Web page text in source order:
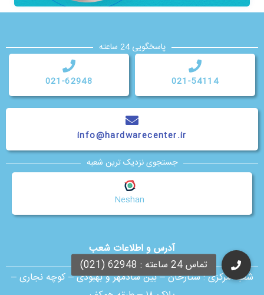
آدرس و اطلاعات شعب
شعبه مرکزی :ستارخان – بین شادمهر و بهبودی – کوچه نجاری –
پاسخگویی 24 ساعته
021-54114
021-62948
info@hardwarecenter.ir
جستجوی نزدیک ترین شعبه
Neshan